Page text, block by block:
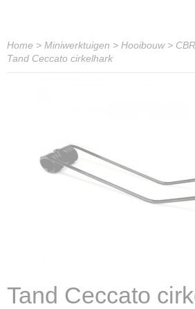
Home > Miniwerktuigen > Hooibouw>
Tand Ceccato cirkelhark
Tand Ceccato